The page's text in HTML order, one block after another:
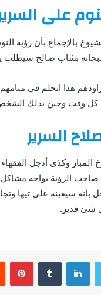
على
بالإجماع بأن رؤية
بشاب صالح سيطلب
هدا اىحلم في
كل وقت وحين بذلك الشخص
السرير
المبار وكذى أدجل
صاحب الرؤية يواجه
سيعينه على تيها
شئ قدير.
لينكدإن بينتيريست